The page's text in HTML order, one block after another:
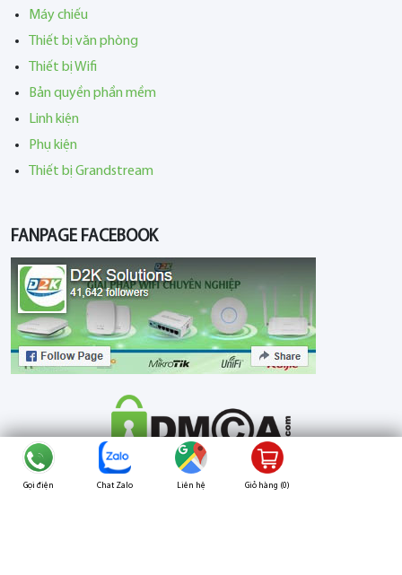
Máy chiếu
Thiết bị văn phòng
Thiết bị Wifi
Bản quyền phần mềm
Linh kiện
Phụ kiện
Thiết bị Grandstream
FANPAGE FACEBOOK
Gọi điện Chat Zalo Liên hệ Giỏ hàng (0)